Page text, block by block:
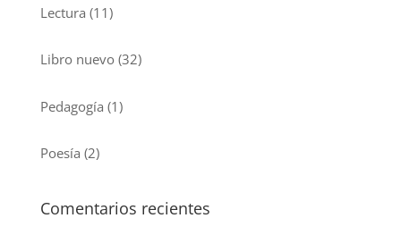
Lectura (11)
Libro nuevo(32)
Pedagogía (1)
Poesía (2)
Comentarios recientes